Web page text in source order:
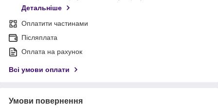
Детальніше
Оплатити частинами
Післяплата
Оплата на рахунок
Всі умови оплати
Умови повернення